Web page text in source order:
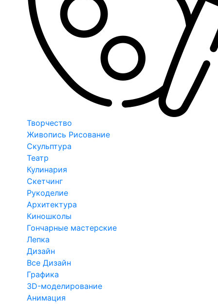
Творчество
Живопись Рисование
Скульптура
Театр
Кулинария
Скетчинг
Рукоделие
Архитектура
Киношколы
Гончарные мастерские
Лепка
Дизайн
Все Дизайн
Графика
3D-моделирование
Анимация